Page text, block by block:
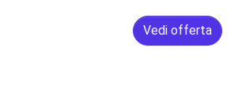
Vedi offerta